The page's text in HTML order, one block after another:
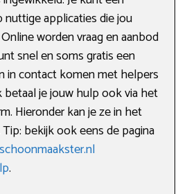
applicaties die jou
worden vraag en aanbod
snel en soms gratis een
in contact komen met helpers
betaal je jouw hulp ook via het
Hieronder kan je ze in het
bekijk ook eens de pagina
.